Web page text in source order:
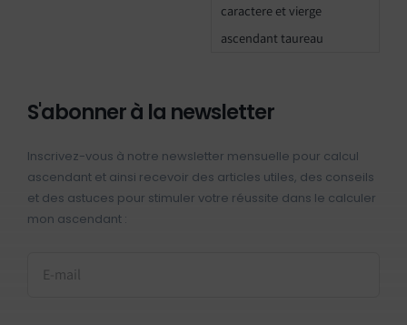
caractere et vierge
ascendant taureau
S'abonner à la newsletter
Inscrivez-vous à notre newsletter mensuelle pour calcul
ascendant et ainsi recevoir des articles utiles, des conseils
et des astuces pour stimuler votre réussite dans le calculer
mon ascendant :